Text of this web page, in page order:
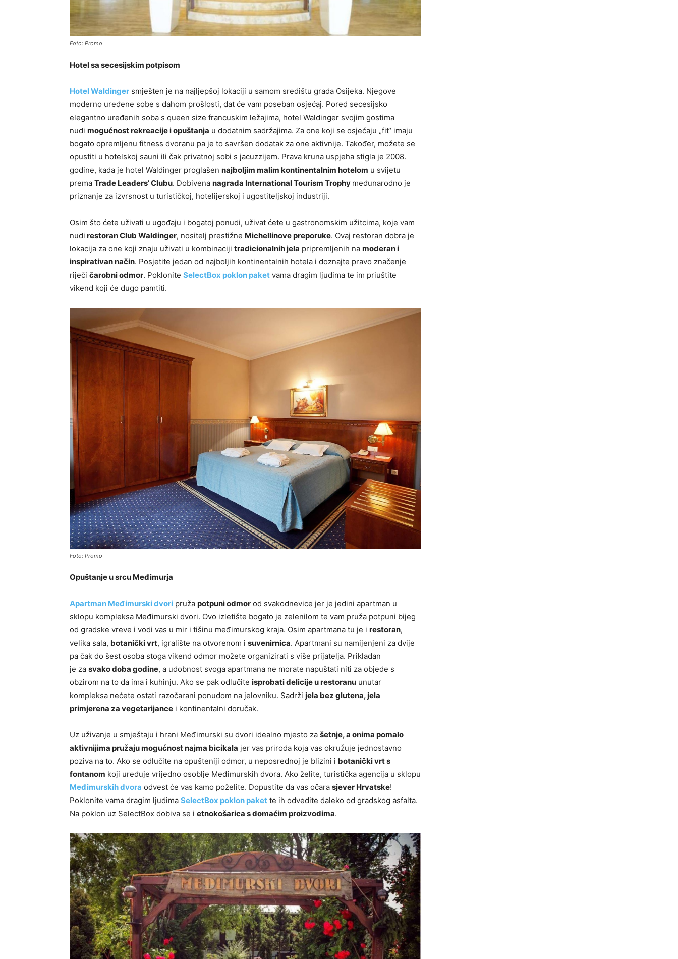
Foto: Promo
Hotel sa secesijskim potpisom
Hotel Waldinger smješten je na najljepšoj lokaciji u samom središtu grada Osijeka. Njegove
moderno uređene sobe s dahom prošlosti, dat će vam poseban osjećaj. Pored secesijsko
elegantno uređenih soba s queen size francuskim ležajima, hotel Waldinger svojim gostima
nudi mogućnost rekreacije i opuštanja u dodatnim sadržajima. Za one koji se osjećaju „fit“ imaju
bogato opremljenu fitness dvoranu pa je to savršen dodatak za one aktivnije. Također, možete se
opustiti u hotelskoj sauni ili čak privatnoj sobi s jacuzzijem. Prava kruna uspjeha stigla je 2008.
godine, kada je hotel Waldinger proglašen najboljim malim kontinentalnim hotelom u svijetu
prema Trade Leaders’ Clubu. Dobivena nagrada International Tourism Trophy međunarodno je
priznanje za izvrsnost u turističkoj, hotelijerskoj i ugostiteljskoj industriji.
Osim što ćete uživati u ugođaju i bogatoj ponudi, uživat ćete u gastronomskim užitcima, koje vam
nudi restoran Club Waldinger, nositelj prestižne Michellinove preporuke. Ovaj restoran dobra je
lokacija za one koji znaju uživati u kombinaciji tradicionalnih jela pripremljenih na moderan i
inspirativan način. Posjetite jedan od najboljih kontinentalnih hotela i doznajte pravo značenje
riječi čarobni odmor. Poklonite SelectBox poklon paket vama dragim ljudima te im priuštite
vikend koji će dugo pamtiti.
Foto: Promo
Opuštanje u srcu Međimurja
Apartman Međimurski dvori pruža potpuni odmor od svakodnevice jer je jedini apartman u
sklopu kompleksa Međimurski dvori. Ovo izletište bogato je zelenilom te vam pruža potpuni bijeg
od gradske vreve i vodi vas u mir i tišinu međimurskog kraja. Osim apartmana tu je i restoran,
velika sala, botanički vrt, igralište na otvorenom i suvenirnica. Apartmani su namijenjeni za dvije
pa čak do šest osoba stoga vikend odmor možete organizirati s više prijatelja. Prikladan
je za svako doba godine, a udobnost svoga apartmana ne morate napuštati niti za objede s
obzirom na to da ima i kuhinju. Ako se pak odlučite isprobati delicije u restoranu unutar
kompleksa nećete ostati razočarani ponudom na jelovniku. Sadrži jela bez glutena, jela
primjerena za vegetarijance i kontinentalni doručak.
Uz uživanje u smještaju i hrani Međimurski su dvori idealno mjesto za šetnje, a onima pomalo
aktivnijima pružaju mogućnost najma bicikala jer vas priroda koja vas okružuje jednostavno
poziva na to. Ako se odlučite na opušteniji odmor, u neposrednoj je blizini i botanički vrt s
fontanom koji uređuje vrijedno osoblje Međimurskih dvora. Ako želite, turistička agencija u sklopu
Međimurskih dvora odvest će vas kamo poželite. Dopustite da vas očara sjever Hrvatske!
Poklonite vama dragim ljudima SelectBox poklon paket te ih odvedite daleko od gradskog asfalta.
Na poklon uz SelectBox dobiva se i etnokošarica s domaćim proizvodima.